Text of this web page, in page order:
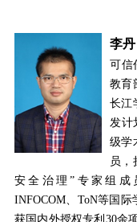
李丹
可信
教育
长江
发计
级学
员，
安全治理”专家组成
INFOCOM、 ToN等国际
获国内外授权专利 30余